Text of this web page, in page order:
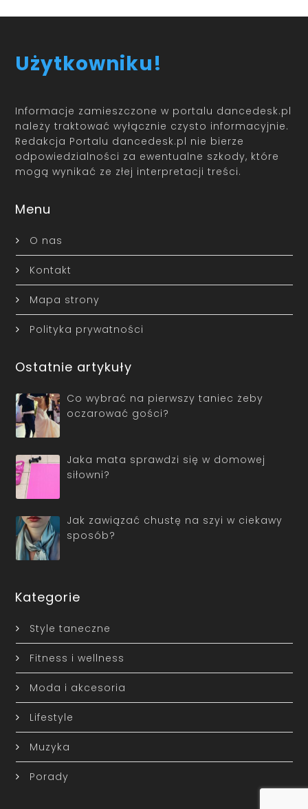
Użytkowniku!
Informacje zamieszczone w portalu dancedesk.pl
należy traktować wyłącznie czysto informacyjnie.
Redakcja Portalu dancedesk.pl nie bierze
odpowiedzialności za ewentualne szkody, które
mogą wynikać ze złej interpretacji treści.
Menu
O nas
Kontakt
Mapa strony
Polityka prywatności
Ostatnie artykuły
Co wybrać na pierwszy taniec żeby
oczarować gości?
Jaka mata sprawdzi się w domowej
siłowni?
Jak zawiązać chustę na szyi w ciekawy
sposób?
Kategorie
Style taneczne
Fitness i wellness
Moda i akcesoria
Lifestyle
Muzyka
Porady